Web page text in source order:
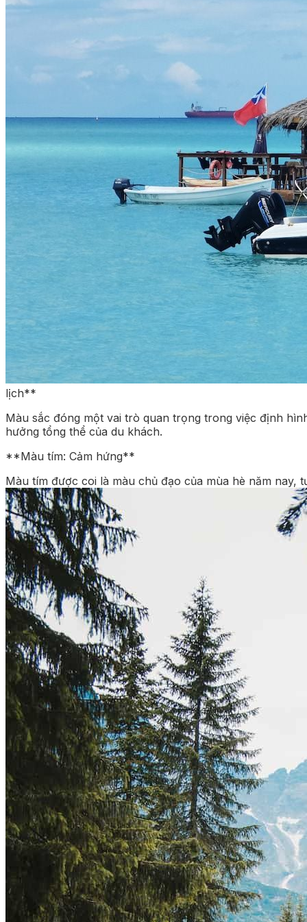
lịch**
Màu sắc đóng một vai trò quan trọng trong việc định
hưởng tổng thể của du khách.
**Màu tím: Cảm hứng**
Màu tím được coi là màu chủ đạo của mùa hè năm nay,